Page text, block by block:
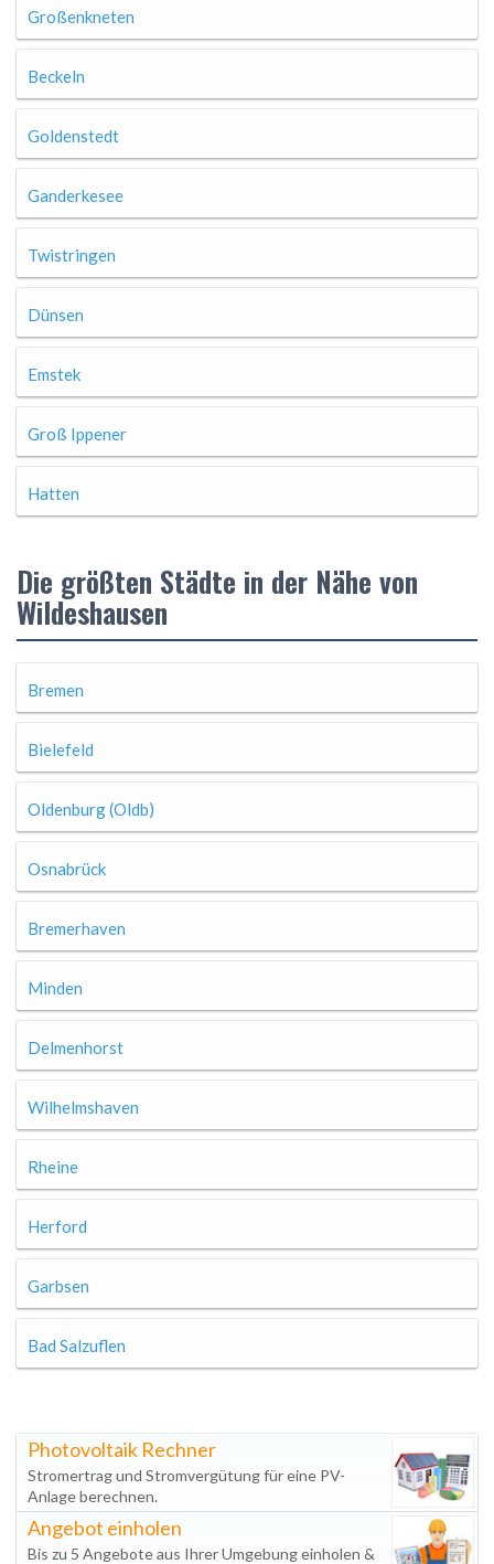
Großenkneten
Beckeln
Goldenstedt
Ganderkesee
Twistringen
Dünsen
Emstek
Groß Ippener
Hatten
Die größten Städte in der Nähe von
Wildeshausen
Bremen
Bielefeld
Oldenburg (Oldb)
Osnabrück
Bremerhaven
Minden
Delmenhorst
Wilhelmshaven
Rheine
Herford
Garbsen
Bad Salzuflen
Photovoltaik Rechner
Stromertrag und Stromvergütung für eine PV-
Anlage berechnen.
Angebot einholen
Bis zu 5 Angebote aus Ihrer Umgebung einholen &